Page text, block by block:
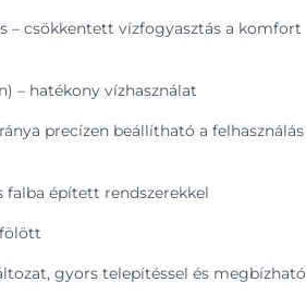
– csökkentett vízfogyasztás a komfort
– hatékony vízhasználat
precízen beállítható a felhasználás
falba épített rendszerekkel
gyors telepítéssel és megbízható